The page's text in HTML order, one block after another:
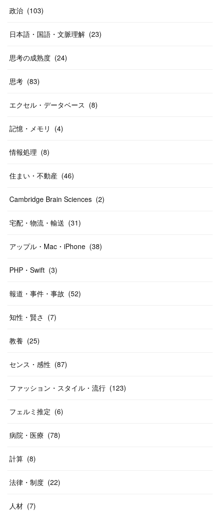
政治 (103)
日本語・国語・文脈理解 (23)
思考の成熟度 (24)
思考 (83)
エクセル・データベース (8)
記憶・メモリ (4)
情報処理 (8)
住まい・不動産 (46)
Cambridge Brain Sciences (2)
宅配・物流・輸送 (31)
アップル・Mac・iPhone (38)
PHP・Swift (3)
報道・事件・事故 (52)
知性・賢さ (7)
教養 (25)
センス・感性 (87)
ファッション・スタイル・流行 (123)
フェルミ推定 (6)
病院・医療 (78)
計算 (8)
法律・制度 (22)
人材 (7)